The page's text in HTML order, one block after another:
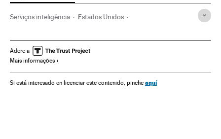
Serviços inteligência Estados Unidos
Guerrilhas América Latina
Força segurança
Conflitos Miami CIA Fidel Castro
Adere a
Mais informações
Si está interesado en licenciar este contenido, pinche aquí